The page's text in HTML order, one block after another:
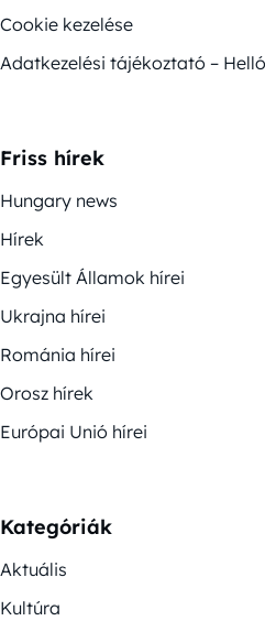
Cookie kezelése
Adatkezelési tájékoztató –
Friss hírek
Hungary news
Hírek
Egyesült Államok hírei
Ukrajna hírei
Románia hírei
Orosz hírek
Európai Unió hírei
Kategóriák
Aktuális
Kultúra